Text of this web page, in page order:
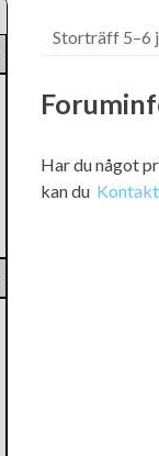
Storträff 5–6
Har du något
kan du